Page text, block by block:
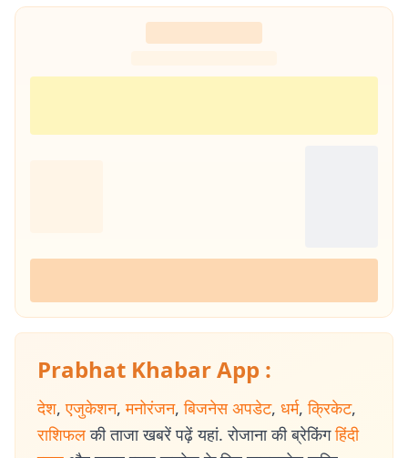
Prabhat Khabar App :
देश, एजुकेशन, मनोरंजन, बिजनेस अपडेट, धर्म, क्रिकेट,
राशिफल की ताजा खबरें पढ़ें यहां. रोजाना की ब्रेकिंग हिंदी